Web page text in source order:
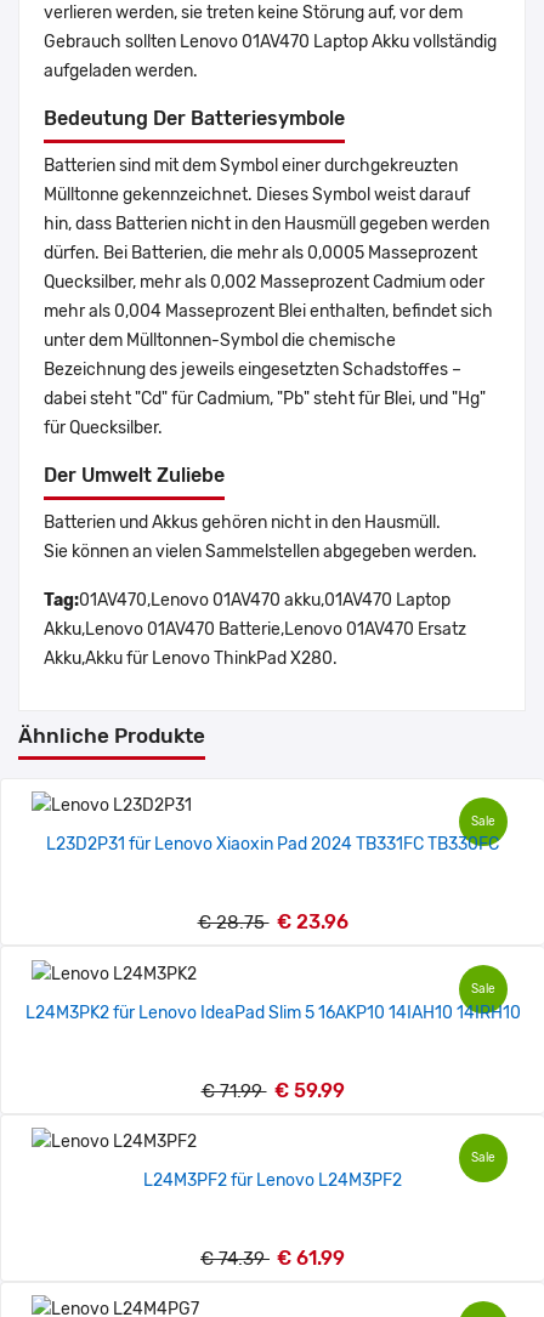
verlieren werden, sie treten keine Störung auf, vor dem
Gebrauch sollten Lenovo 01AV470 Laptop Akku vollständig
aufgeladen werden.
Bedeutung Der Batteriesymbole
Batterien sind mit dem Symbol einer durchgekreuzten
Mülltonne gekennzeichnet. Dieses Symbol weist darauf
hin, dass Batterien nicht in den Hausmüll gegeben werden
dürfen. Bei Batterien, die mehr als 0,0005 Masseprozent
Quecksilber, mehr als 0,002 Masseprozent Cadmium oder
mehr als 0,004 Masseprozent Blei enthalten, befindet sich
unter dem Mülltonnen-Symbol die chemische
Bezeichnung des jeweils eingesetzten Schadstoffes –
dabei steht "Cd" für Cadmium, "Pb" steht für Blei, und "Hg"
für Quecksilber.
Der Umwelt Zuliebe
Batterien und Akkus gehören nicht in den Hausmüll.
Sie können an vielen Sammelstellen abgegeben werden.
Tag:01AV470,Lenovo 01AV470 akku,01AV470 Laptop
Akku,Lenovo 01AV470 Batterie,Lenovo 01AV470 Ersatz
Akku,Akku für Lenovo ThinkPad X280.
Ähnliche Produkte
Sale
L23D2P31 für Lenovo Xiaoxin Pad 2024 TB331FC TB330FC
€ 28.75 € 23.96
Sale
L24M3PK2 für Lenovo IdeaPad Slim 5 16AKP10 14IAH10 14IRH10
€ 71.99 € 59.99
Sale
L24M3PF2 für Lenovo L24M3PF2
€ 74.39 € 61.99